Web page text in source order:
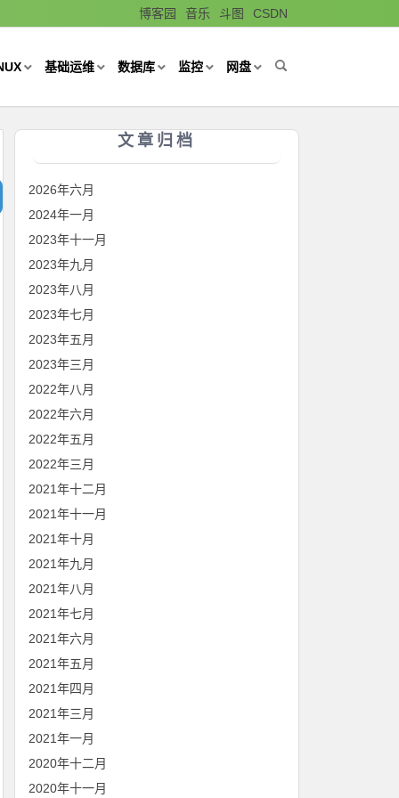
博客园 音乐 斗图 CSDN
基础运维 数据库 监控 网盘
文章归档
2026年六月
2024年一月
2023年十一月
2023年九月
2023年八月
2023年七月
2023年五月
2023年三月
2022年八月
2022年六月
2022年五月
2022年三月
2021年十二月
2021年十一月
2021年十月
2021年九月
2021年八月
2021年七月
2021年六月
2021年五月
2021年四月
2021年三月
2021年一月
2020年十二月
2020年十一月